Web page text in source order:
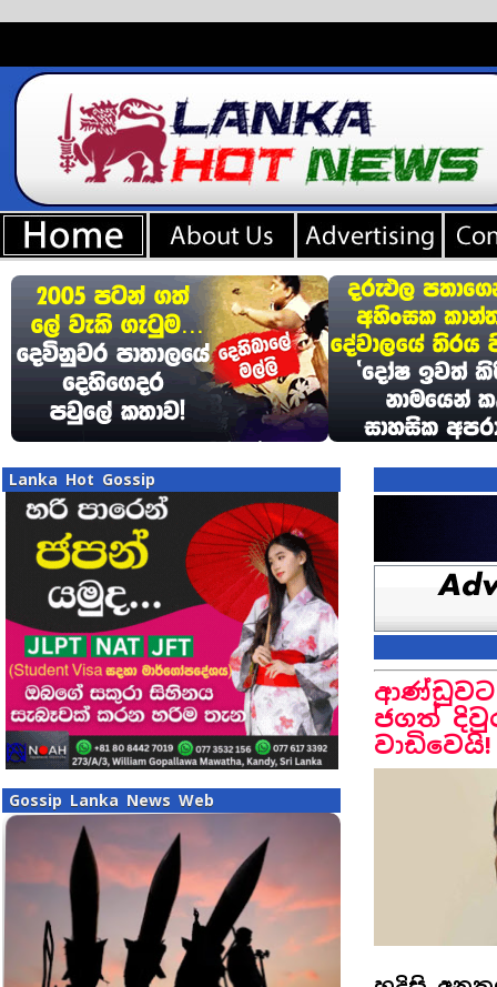
Lanka Hot Gossip
Gossip Lanka News Web
ආණ්ඩුවට
ජගත්
වාඩිවෙයි!